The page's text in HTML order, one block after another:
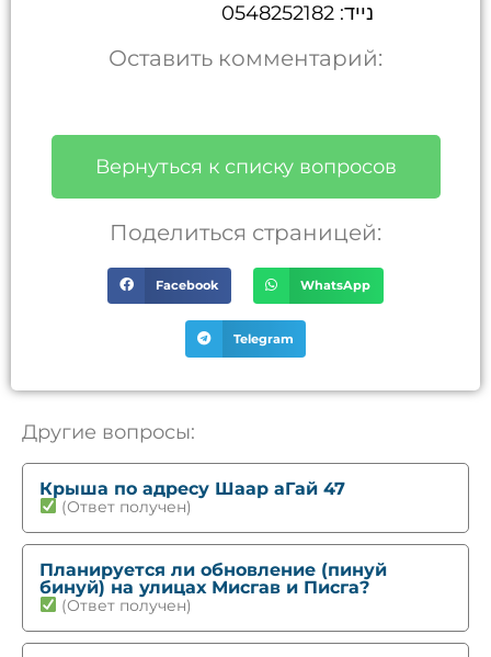
נייד: 0548252182
Оставить комментарий:
Вернуться к списку вопросов
Поделиться страницей:
Facebook WhatsApp
Telegram
Другие вопросы:
Крыша по адресу Шаар аГай 47
(Ответ получен)
Планируется ли обновление (пинуй
бинуй) на улицах Мисгав и Писга?
(Ответ получен)